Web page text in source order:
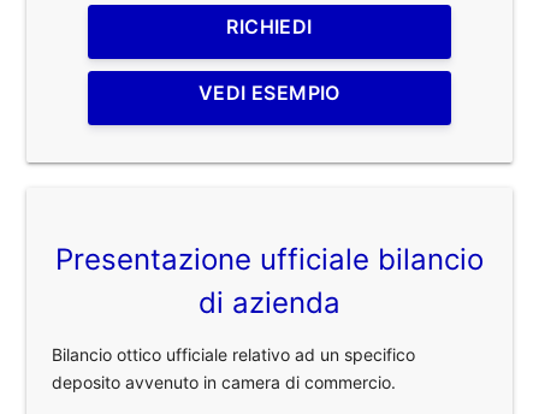
RICHIEDI
VEDI ESEMPIO
Presentazione ufficiale bilancio
di azienda
Bilancio ottico ufficiale relativo ad un specifico
deposito avvenuto in camera di commercio.